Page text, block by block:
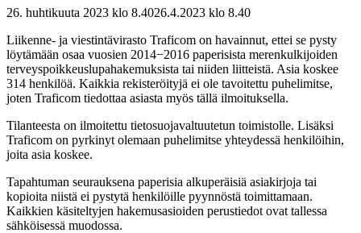
26. huhtikuuta 2023 klo 8.4026.4.2023 klo 8.40
Liikenne- ja viestintävirasto Traficom on havainnut, ettei se pysty
löytämään osaa vuosien 2014−2016 paperisista merenkulkijoiden
terveyspoikkeuslupahakemuksista tai niiden liitteistä. Asia koskee
314 henkilöä. Kaikkia rekisteröityjä ei ole tavoitettu puhelimitse,
joten Traficom tiedottaa asiasta myös tällä ilmoituksella.
Tilanteesta on ilmoitettu tietosuojavaltuutetun toimistolle. Lisäksi
Traficom on pyrkinyt olemaan puhelimitse yhteydessä henkilöihin,
joita asia koskee.
Tapahtuman seurauksena paperisia alkuperäisiä asiakirjoja tai
kopioita niistä ei pystytä henkilöille pyynnöstä toimittamaan.
Kaikkien käsiteltyjen hakemusasioiden perustiedot ovat tallessa
sähköisessä muodossa.